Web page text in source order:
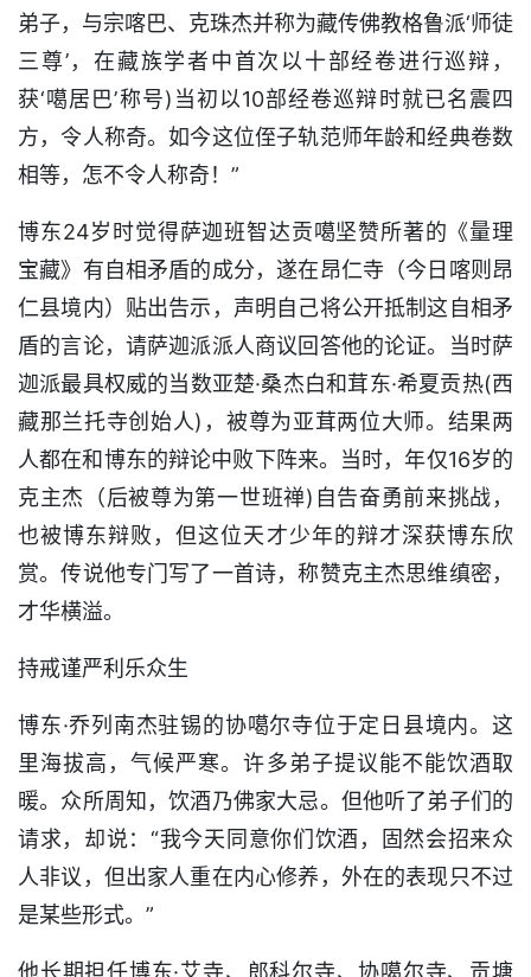
弟子，与宗喀巴、克珠杰并称为藏传佛教格鲁派‘师徒
三尊’，在藏族学者中首次以十部经卷进行巡辩，
获‘噶居巴’称号)当初以10部经卷巡辩时就已名震四
方，令人称奇。如今这位侄子轨范师年龄和经典卷数
相等，怎不令人称奇！”
博东24岁时觉得萨迦班智达贡噶坚赞所著的《量理
宝藏》有自相矛盾的成分，遂在昂仁寺（今日喀则昂
仁县境内）贴出告示，声明自己将公开抵制这自相矛
盾的言论，请萨迦派派人商议回答他的论证。当时萨
迦派最具权威的当数亚楚·桑杰白和茸东·希夏贡热(西
藏那兰托寺创始人)，被尊为亚茸两位大师。结果两
人都在和博东的辩论中败下阵来。当时，年仅16岁的
克主杰（后被尊为第一世班禅)自告奋勇前来挑战，
也被博东辩败，但这位天才少年的辩才深获博东欣
赏。传说他专门写了一首诗，称赞克主杰思维缜密，
才华横溢。
持戒谨严利乐众生
博东·乔列南杰驻锡的协噶尔寺位于定日县境内。这
里海拔高，气候严寒。许多弟子提议能不能饮酒取
暖。众所周知，饮酒乃佛家大忌。但他听了弟子们的
请求，却说：“我今天同意你们饮酒，固然会招来众
人非议，但出家人重在内心修养，外在的表现只不过
是某些形式。”